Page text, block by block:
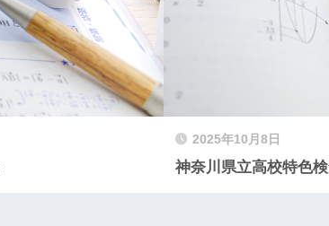
2025年10月8日
神奈川県立高校特色